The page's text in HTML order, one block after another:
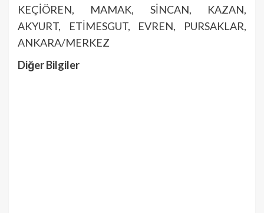
KEÇİÖREN, MAMAK, SİNCAN, KAZAN,
AKYURT, ETİMESGUT, EVREN, PURSAKLAR,
ANKARA/MERKEZ
Diğer Bilgiler